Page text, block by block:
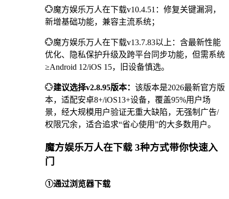
💮魔方娱乐万人在下载v10.4.51：修复关键漏洞，
新增基础功能，兼容主流系统；
💮魔方娱乐万人在下载v13.7.83以上：含最新性能
优化、隐私保护升级及跨平台同步功能，但需系统
≥Android 12/iOS 15，旧设备慎选。
💮建议选择v2.8.95版本： 该版本是2026最新官方版
本，适配安卓8+/iOS13+设备，覆盖95%用户场
景，经大规模用户验证无重大缺陷，无强制广告/
权限冗余，适合追求“省心使用”的大多数用户。
魔方娱乐万人在下载 3种方式带你快速入
门
①通过浏览器下载